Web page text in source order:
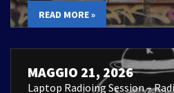
READ MORE »
MAGGIO 21, 2026
Laptop Radioing Session –